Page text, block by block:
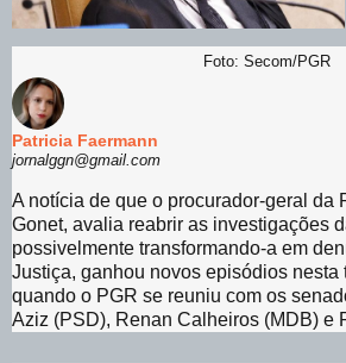
Foto: Secom/PGR
Patricia Faermann
jornalggn@gmail.com
A notícia de que o procurador-geral da
Gonet, avalia reabrir as investigações
possivelmente transformando-a em
Justiça, ganhou novos episódios nesta
quando o PGR se reuniu com os
Aziz (PSD), Renan Calheiros (MDB) e